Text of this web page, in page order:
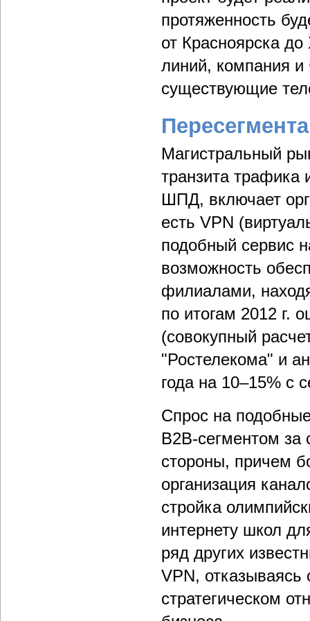
протяженность
от Красноярска
линий, компания
существующие
Магистральный
транзита трафика
ШПД, включает
есть VPN
подобный сервис
возможность
филиалами,
по итогам 2012 г.
(совокупный
"Ростелекома" и
года на 10–15% с
Спрос на
B2B-сегментом за
стороны, причем
организация
стройка
интернету школ
ряд других
VPN, отказываясь
стратегическом